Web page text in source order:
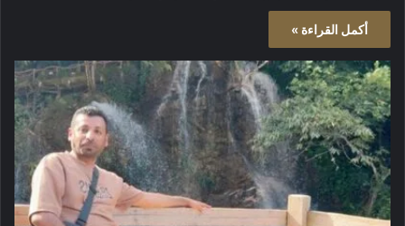
أكمل القراءة »